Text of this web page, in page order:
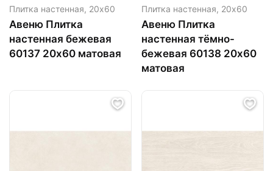
Плитка настенная, 20х60
Авеню Плитка
настенная бежевая
60137 20х60 матовая
Плитка настенная, 20х60
Авеню Плитка
настенная тёмно-
бежевая 60138 20х60
матовая